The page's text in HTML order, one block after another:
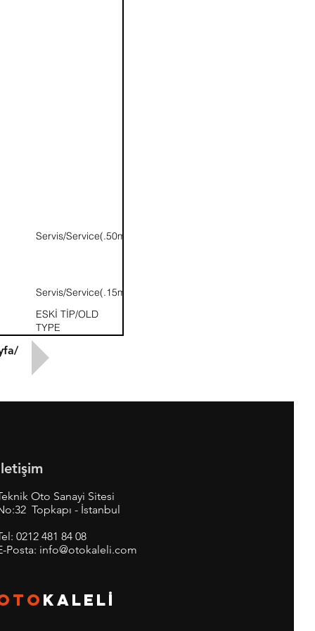
Servis/Service(.50mm.)
Servis/Service(.15mm.)
ESKİ TİP/OLD
TYPE
Oto Sanayi Sitesi
Topkapı - İstanbul
0212 481 84 08
Posta: info@otokaleli.com
KALELİ